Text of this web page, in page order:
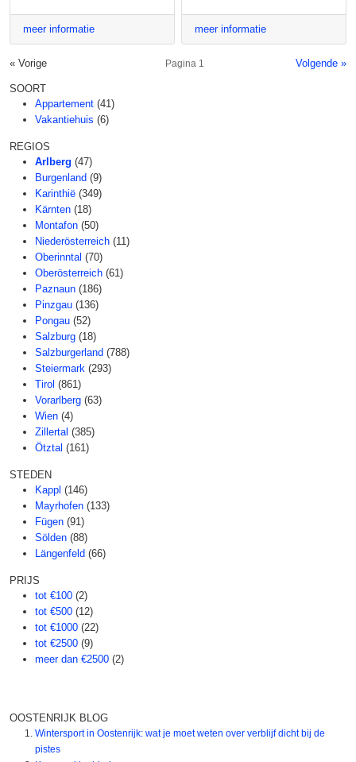
meer informatie meer informatie
« Vorige Volgende »
Pagina 1
SOORT
Appartement (41)
Vakantiehuis (6)
REGIOS
Arlberg (47)
Burgenland (9)
Karinthië (349)
Kärnten (18)
Montafon (50)
Niederösterreich (11)
Oberinntal (70)
Oberösterreich (61)
Paznaun (186)
Pinzgau (136)
Pongau (52)
Salzburg (18)
Salzburgerland (788)
Steiermark (293)
Tirol (861)
Vorarlberg (63)
Wien (4)
Zillertal (385)
Ötztal (161)
STEDEN
Kappl (146)
Mayrhofen (133)
Fügen (91)
Sölden (88)
Längenfeld (66)
PRIJS
tot €100 (2)
tot €500 (12)
tot €1000 (22)
tot €2500 (9)
meer dan €2500 (2)
OOSTENRIJK BLOG
Wintersport in Oostenrijk: wat je moet weten over verblijf dicht bij de
pistes